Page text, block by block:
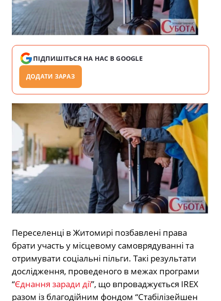
ПІДПИШІТЬСЯ НА НАС В GOOGLE
ДОДАТИ ЗАРАЗ
Переселенці в Житомирі позбавлені права
брати участь у місцевому самоврядуванні та
отримувати соціальні пільги. Такі результати
дослідження, проведеного в межах програми
“Єднання заради дії”, що впроваджується IREX
разом із благодійним фондом “Стабілізейшен